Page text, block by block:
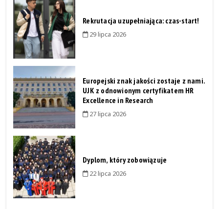
Rekrutacja uzupełniająca: czas-start!
29 lipca 2026
Europejski znak jakości zostaje z nami.
UJK z odnowionym certyfikatem HR
Excellence in Research
27 lipca 2026
Dyplom, który zobowiązuje
22 lipca 2026